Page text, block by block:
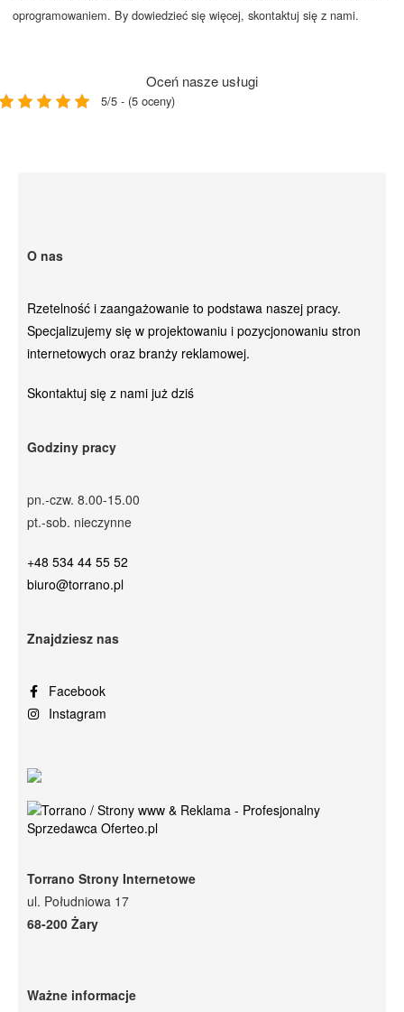
oprogramowaniem. By dowiedzieć się więcej, skontaktuj się z nami.
Oceń nasze usługi
5/5 - (5 oceny)
O nas
Rzetelność i zaangażowanie to podstawa naszej pracy.
Specjalizujemy się w projektowaniu i pozycjonowaniu stron
internetowych oraz branży reklamowej.
Skontaktuj się z nami już dziś
Godziny pracy
pn.-czw. 8.00-15.00
pt.-sob. nieczynne
+48 534 44 55 52
biuro@torrano.pl
Znajdziesz nas
Facebook
Instagram
Torrano Strony Internetowe
ul. Południowa 17
68-200 Żary
Ważne informacje